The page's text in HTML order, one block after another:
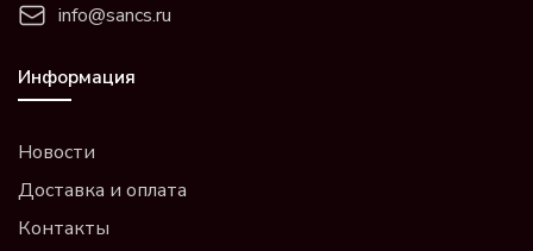
info@sancs.ru
Информация
Новости
Доставка и оплата
Контакты